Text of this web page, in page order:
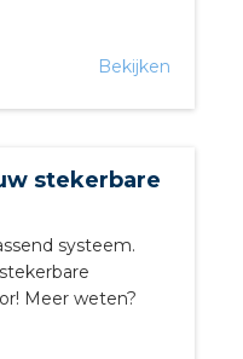
Bekijken
stekerbare
systeem.
Meer weten?